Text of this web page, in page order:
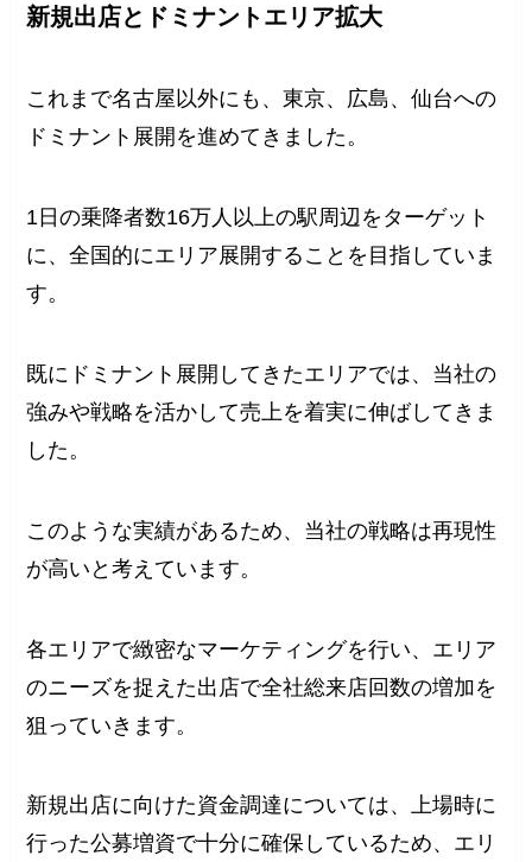
新規出店とドミナントエリア拡大
これまで名古屋以外にも、東京、広島、仙台への
ドミナント展開を進めてきました。
1日の乗降者数16万人以上の駅周辺をターゲット
に、全国的にエリア展開することを目指していま
す。
既にドミナント展開してきたエリアでは、当社の
強みや戦略を活かして売上を着実に伸ばしてきま
した。
このような実績があるため、当社の戦略は再現性
が高いと考えています。
各エリアで緻密なマーケティングを行い、エリア
のニーズを捉えた出店で全社総来店回数の増加を
狙っていきます。
新規出店に向けた資金調達については、上場時に
行った公募増資で十分に確保しているため、エリ